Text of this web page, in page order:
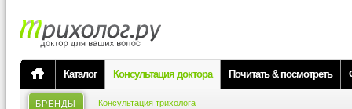
Каталог Консультация доктора Почитать & посмотреть
БРЕНДЫ Консультация трихолога